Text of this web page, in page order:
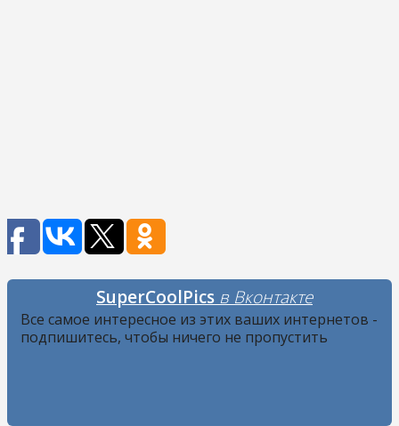
SuperCoolPics в Вконтакте
Все самое интересное из этих ваших интернетов -
подпишитесь, чтобы ничего не пропустить